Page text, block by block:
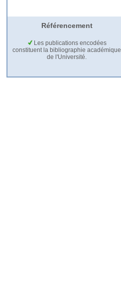
Référencement
Les publications encodées
constituent la bibliographie académique
de l'Université.